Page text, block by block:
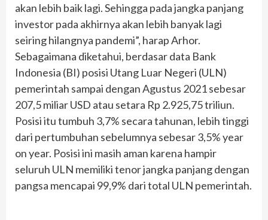
akan lebih baik lagi. Sehingga pada jangka panjang
investor pada akhirnya akan lebih banyak lagi
seiring hilangnya pandemi”, harap Arhor.
Sebagaimana diketahui, berdasar data Bank
Indonesia (BI) posisi Utang Luar Negeri (ULN)
pemerintah sampai dengan Agustus 2021 sebesar
207,5 miliar USD atau setara Rp 2.925,75 triliun.
Posisi itu tumbuh 3,7% secara tahunan, lebih tinggi
dari pertumbuhan sebelumnya sebesar 3,5% year
on year. Posisi ini masih aman karena hampir
seluruh ULN memiliki tenor jangka panjang dengan
pangsa mencapai 99,9% dari total ULN pemerintah.